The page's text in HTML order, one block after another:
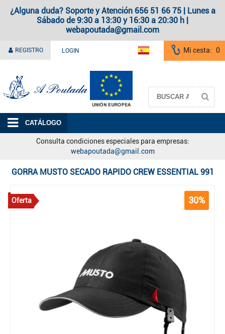
¿Alguna duda? Soporte y Atención 656 51 66 75 | Lunes a
Sábado de 9:30 a 13:30 y 16:30 a 20:30 h |
webapoutada@gmail.com
REGISTRO LOGIN Mi cesta: 0
CATÁLOGO
Consulta condiciones especiales para empresas:
webapoutada@gmail.com
GORRA MUSTO SECADO RAPIDO CREW ESSENTIAL 991
Oferta 30%